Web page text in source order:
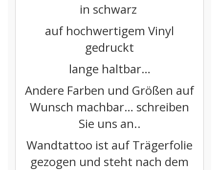
in schwarz
auf hochwertigem Vinyl
gedruckt
lange haltbar…
Andere Farben und Größen auf
Wunsch machbar… schreiben
Sie uns an..
Wandtattoo ist auf Trägerfolie
gezogen und steht nach dem